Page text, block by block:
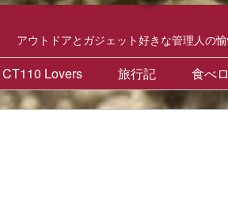
アウトドアとガジェット好きな管理人の
CT110 Lovers 旅行記 食べ